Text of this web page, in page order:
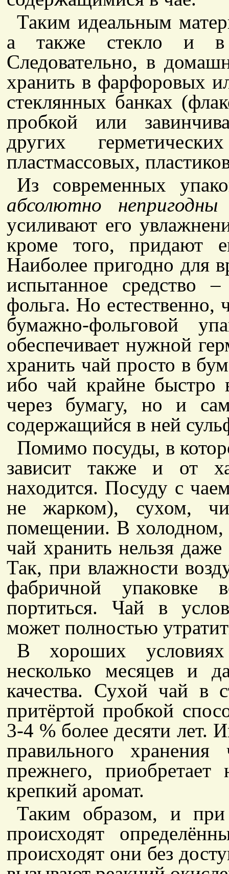
Таким идеальным
а также стекло и в
Следовательно, в
хранить в фарфоровых
стеклянных банках
пробкой или
других
пластмассовых,
Из современных
абсолютно непригодны
усиливают его
кроме того, придают
Наиболее пригодно для
испытанное средство
фольга. Но естественно,
бумажно-фольговой
обеспечивает нужной
хранить чай просто в
ибо чай крайне быстро
через бумагу, но и
содержащийся в ней
Помимо посуды, в
зависит также и от
находится. Посуду с
не жарком), сухом,
помещении. В
чай хранить нельзя
Так, при влажности
фабричной упаковке
портиться. Чай в
может полностью
В хороших условиях
несколько месяцев и
качества. Сухой чай в
притёртой пробкой
3-4 % более десяти лет.
правильного
прежнего,
крепкий аромат.
Таким образом, и
происходят
происходят они без